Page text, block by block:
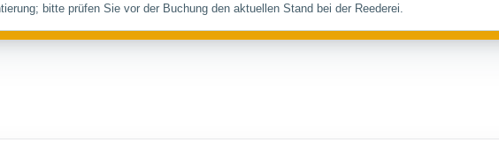
bitte prüfen Sie vor der Buchung den aktuellen Stand bei der Reederei.